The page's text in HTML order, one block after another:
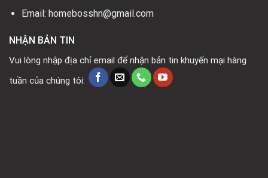
Email: homebosshn@gmail.com
NHẬN BẢN TIN
Vui lòng nhập địa chỉ email để nhận bản tin khuyến mại hàng
tuần của chúng tôi: